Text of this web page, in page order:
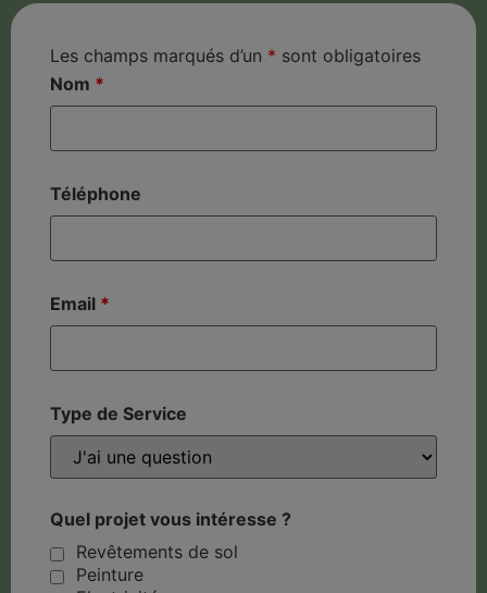
Les champs marqués d’un * sont obligatoires
Nom *
Téléphone
Email *
Type de Service
Quel projet vous intéresse ?
Revêtements de sol
Peinture